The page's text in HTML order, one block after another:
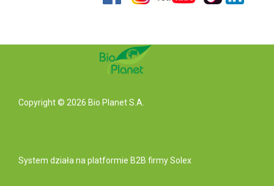
Copyright © 2026 Bio Planet S.A.
System działa na platformie B2B firmy Solex